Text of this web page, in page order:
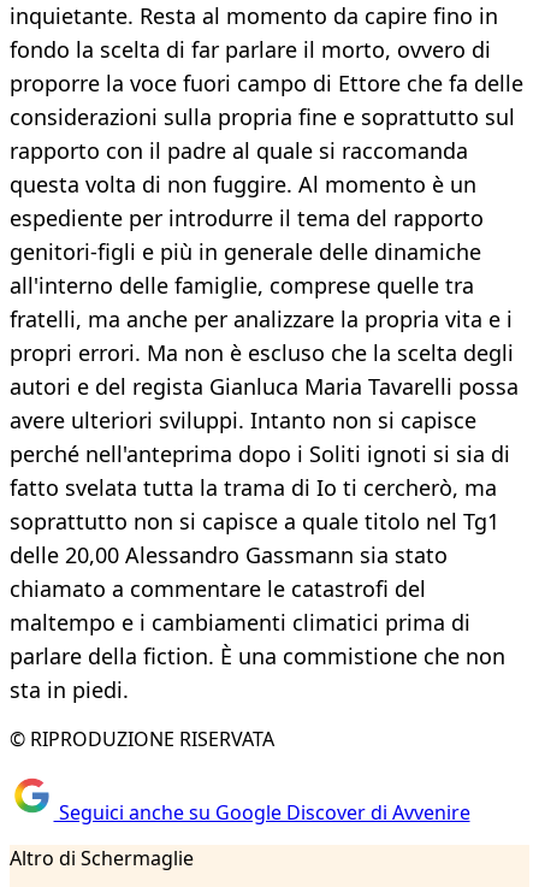
inquietante. Resta al momento da capire fino in
fondo la scelta di far parlare il morto, ovvero di
proporre la voce fuori campo di Ettore che fa delle
considerazioni sulla propria fine e soprattutto sul
rapporto con il padre al quale si raccomanda
questa volta di non fuggire. Al momento è un
espediente per introdurre il tema del rapporto
genitori-figli e più in generale delle dinamiche
all'interno delle famiglie, comprese quelle tra
fratelli, ma anche per analizzare la propria vita e i
propri errori. Ma non è escluso che la scelta degli
autori e del regista Gianluca Maria Tavarelli possa
avere ulteriori sviluppi. Intanto non si capisce
perché nell'anteprima dopo i Soliti ignoti si sia di
fatto svelata tutta la trama di Io ti cercherò, ma
soprattutto non si capisce a quale titolo nel Tg1
delle 20,00 Alessandro Gassmann sia stato
chiamato a commentare le catastrofi del
maltempo e i cambiamenti climatici prima di
parlare della fiction. È una commistione che non
sta in piedi.
© RIPRODUZIONE RISERVATA
Seguici anche su Google Discover di Avvenire
Altro di Schermaglie